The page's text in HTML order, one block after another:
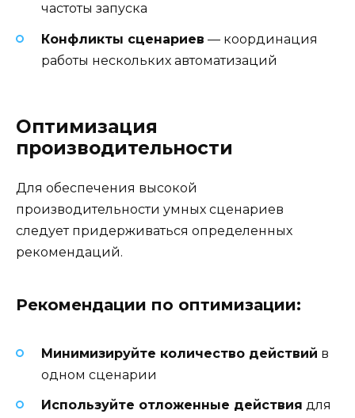
частоты запуска
Конфликты сценариев — координация
работы нескольких автоматизаций
Оптимизация
производительности
Для обеспечения высокой
производительности умных сценариев
следует придерживаться определенных
рекомендаций.
Рекомендации по оптимизации:
Минимизируйте количество действий в
одном сценарии
Используйте отложенные действия для